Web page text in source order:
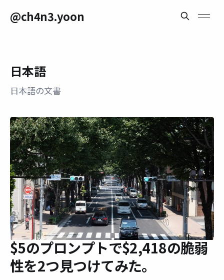
@ch4n3.yoon
日本語
日本語の文書
$5のプロンプトで$2,418の脆弱
性を2つ見つけてみた。